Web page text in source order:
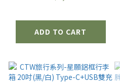
ADD TO CART